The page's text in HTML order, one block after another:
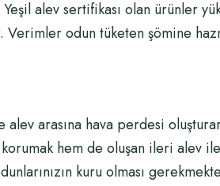
alev sertifikası olan ürünler
odun tüketen şömine
arasına hava perdesi
hem de oluşan ileri alev
kuru olması